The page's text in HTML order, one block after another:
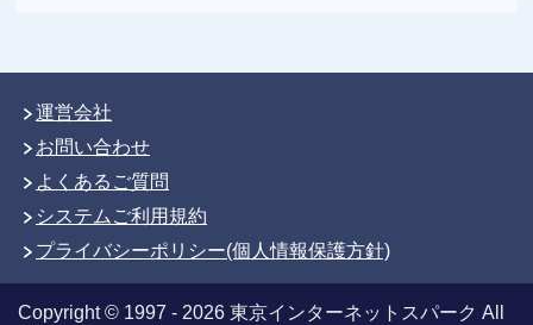
運営会社
お問い合わせ
よくあるご質問
システムご利用規約
プライバシーポリシー(個人情報保護方針)
Copyright © 1997 - 2026 東京インターネットスパーク All